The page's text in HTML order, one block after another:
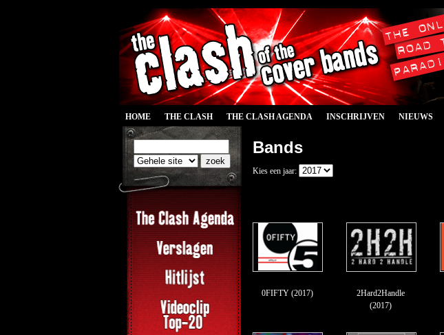
HOME THE CLASH THE CLASH AGENDA INSCHRIJVEN NIEUWS
Bands
Kies een jaar:
0FIFTY (2017)
2Hard2Handle
(2017)